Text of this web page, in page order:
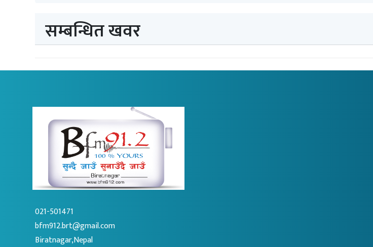
सम्बन्धित खवर
021-501471
bfm912.brt@gmail.com
Biratnagar,Nepal